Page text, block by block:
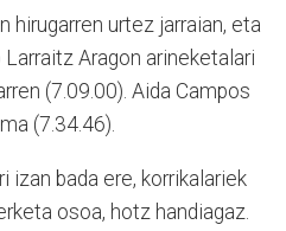
hirugarren urtez jarraian, eta
Aragon arineketalari
(7.09.00). Aida Campos
(7.34.46).
izan bada ere, korrikalariek
osoa, hotz handiagaz.